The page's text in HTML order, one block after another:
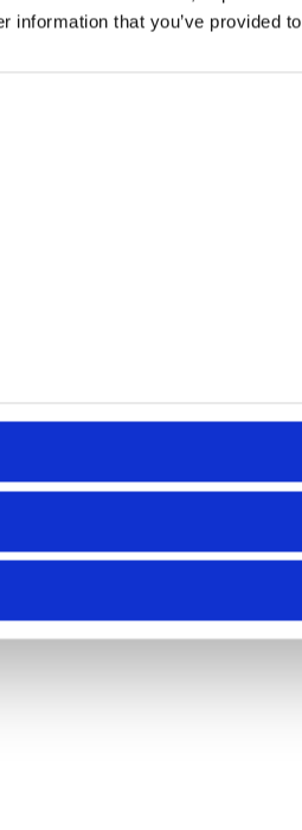
information that you’ve provided